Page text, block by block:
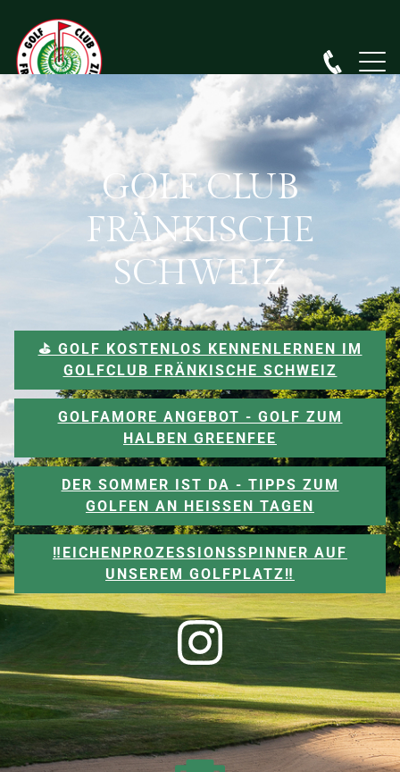
GOLF CLUB
FRÄNKISCHE
SCHWEIZ
⛳️ GOLF KOSTENLOS KENNENLERNEN IM
GOLFCLUB FRÄNKISCHE SCHWEIZ
GOLFAMORE ANGEBOT - GOLF ZUM
HALBEN GREENFEE
DER SOMMER IST DA - TIPPS ZUM
GOLFEN AN HEISSEN TAGEN
‼️EICHENPROZESSIONSSPINNER AUF
UNSEREM GOLFPLATZ‼️